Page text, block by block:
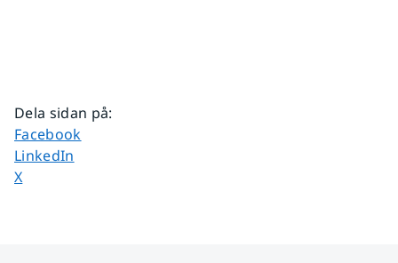
Dela sidan på:
Dela sidan på
Facebook
Dela sidan på
LinkedIn
Dela sidan på
X